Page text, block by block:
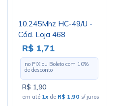
10.245Mhz HC-49/U -
Cód. Loja 468
R$ 1,71
no PIX ou Boleto com 10%
de desconto
R$ 1,90
em até 1x de R$ 1,90 s/ juros